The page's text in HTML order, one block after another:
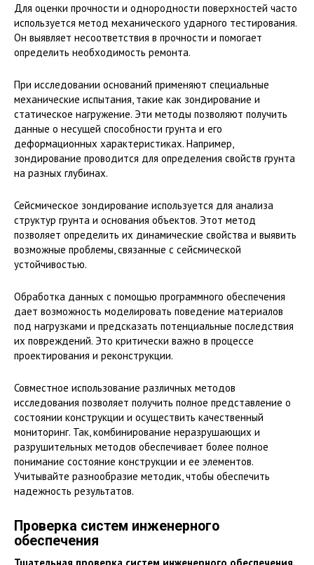
Для оценки прочности и однородности поверхностей часто
используется метод механического ударного тестирования.
Он выявляет несоответствия в прочности и помогает
определить необходимость ремонта.
При исследовании оснований применяют специальные
механические испытания, такие как зондирование и
статическое нагружение. Эти методы позволяют получить
данные о несущей способности грунта и его
деформационных характеристиках. Например,
зондирование проводится для определения свойств грунта
на разных глубинах.
Сейсмическое зондирование используется для анализа
структур грунта и основания объектов. Этот метод
позволяет определить их динамические свойства и выявить
возможные проблемы, связанные с сейсмической
устойчивостью.
Обработка данных с помощью программного обеспечения
дает возможность моделировать поведение материалов
под нагрузками и предсказать потенциальные последствия
их повреждений. Это критически важно в процессе
проектирования и реконструкции.
Совместное использование различных методов
исследования позволяет получить полное представление о
состоянии конструкции и осуществить качественный
мониторинг. Так, комбинирование неразрушающих и
разрушительных методов обеспечивает более полное
понимание состояние конструкции и ее элементов.
Учитывайте разнообразие методик, чтобы обеспечить
надежность результатов.
Проверка систем инженерного
обеспечения